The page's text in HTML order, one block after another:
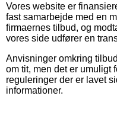
Vores website er
fast samarbejde med en
firmaernes tilbud, og
vores side udfører en
Anvisninger omkring
om tit, men det er umuligt
reguleringer der er lavet
informationer.